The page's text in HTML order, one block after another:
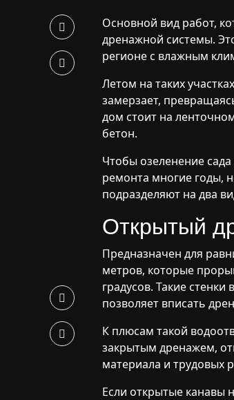
Основной вид работ,
дренажной системы.
регионе с влажным
Летом на таких
замерзает,
дом стоит на
бетон.
Чтобы озеленение
ремонта многие годы,
подразделяют на два
Открытый
Предназначен для
метров, которые
градусов. Такие
позволяет вписать
К плюсам такой
закрытым дренажем,
материала и трудовых
Если открытые канавы